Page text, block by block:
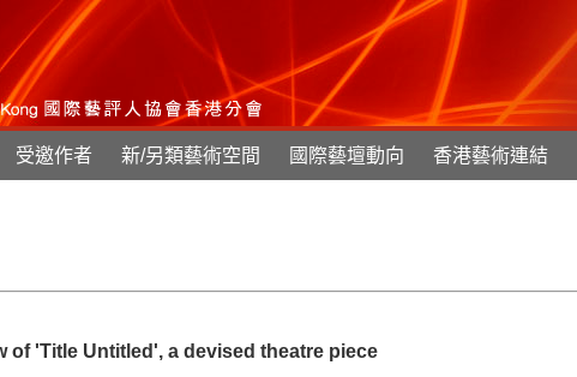
受邀作者 新/另類藝術空間 國際藝壇動向 香港藝術連結
of 'Title Untitled', a devised theatre piece